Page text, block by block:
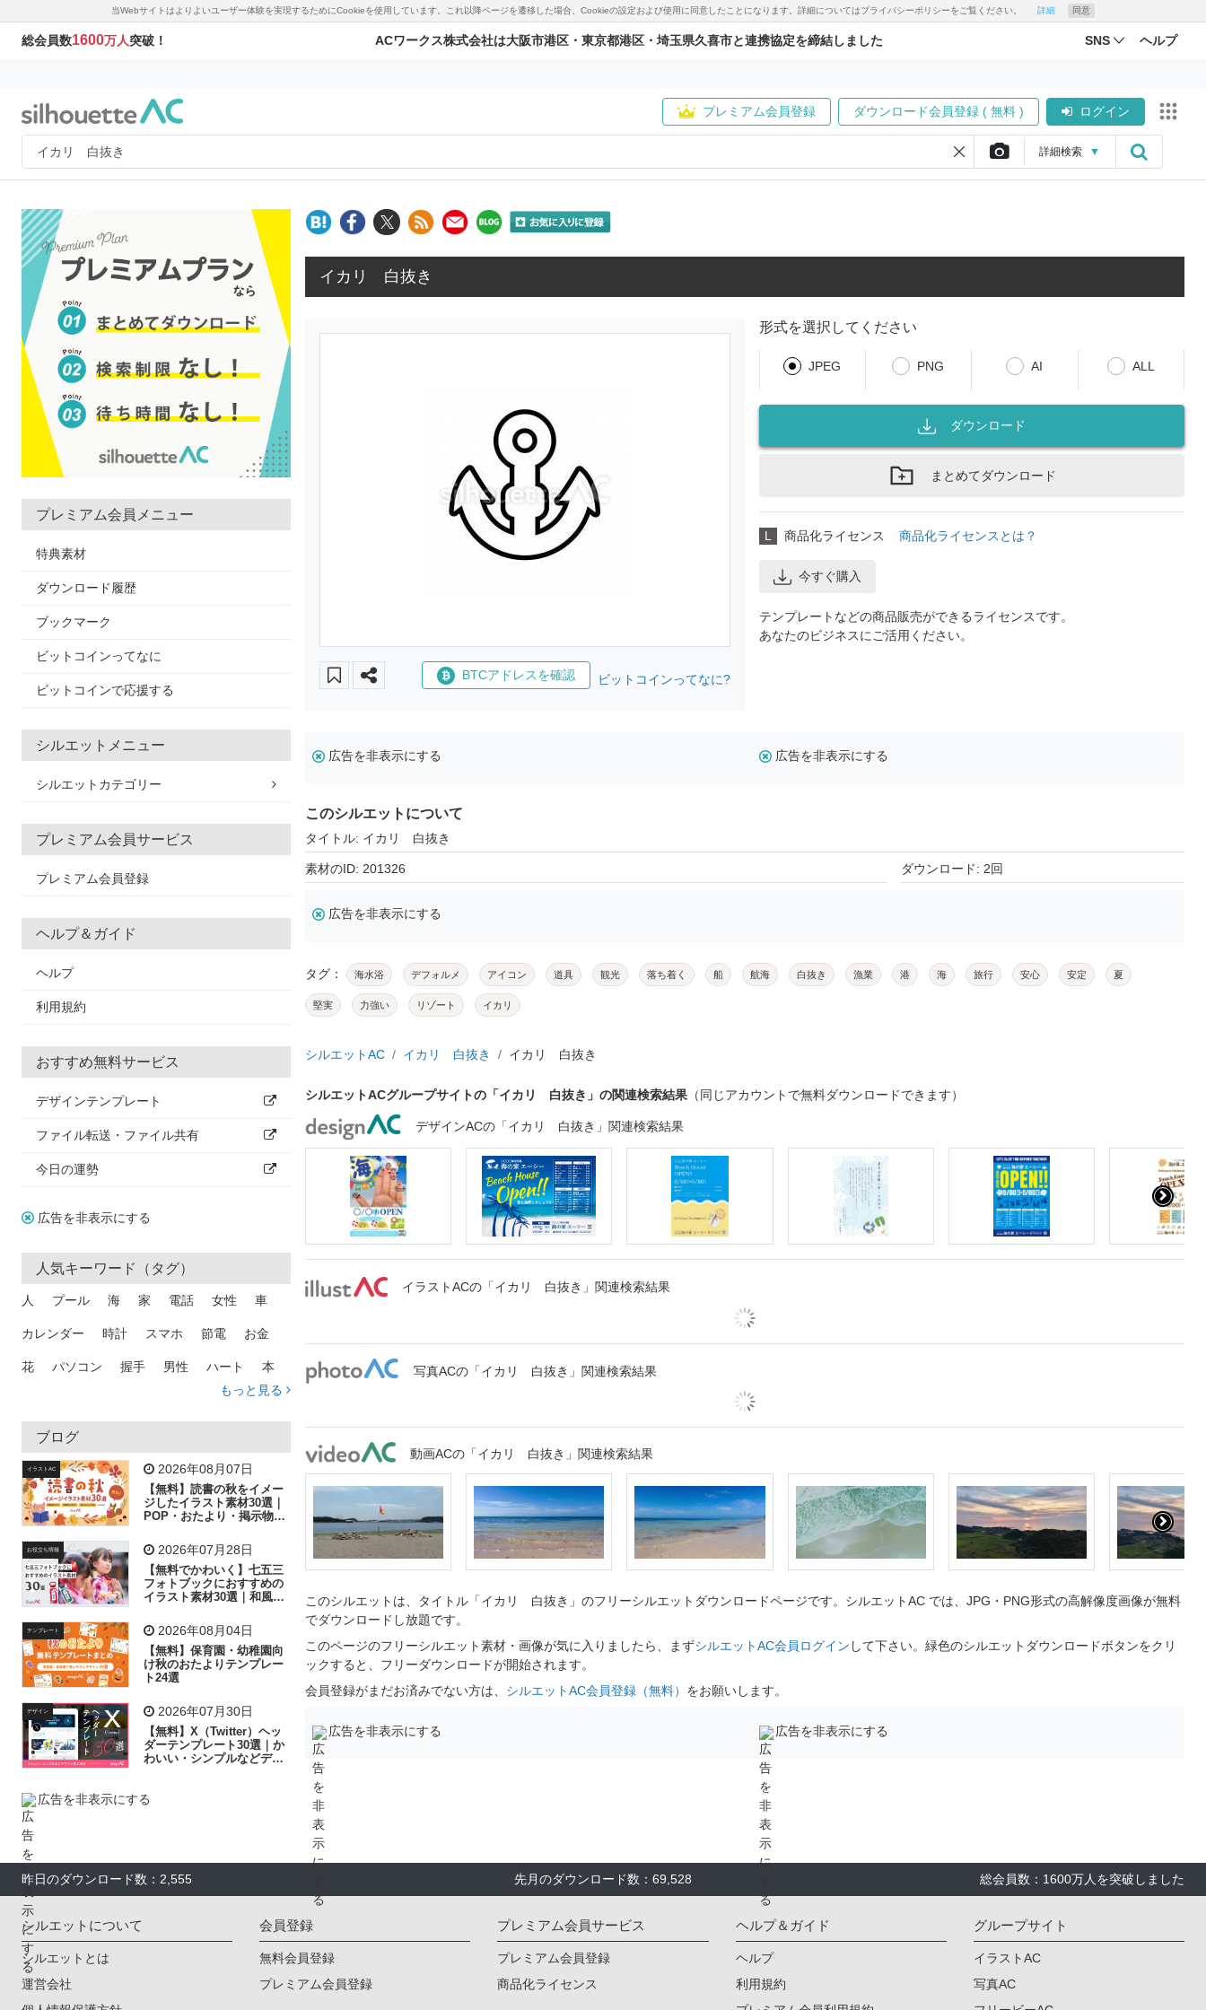
当Webサイトはよりよいユーザー体験を実現するためにCookieを使用しています。これ以降ページを遷移した場合、Cookieの設定および使用に同意したことになります。詳細についてはプライバシーポリシーをご覧ください。 詳細 同意
総会員数1600万人突破！ ACワークス株式会社は大阪市港区・東京都港区・埼玉県久喜市と連携協定を締結しました SNS ヘルプ
プレミアム会員登録 ダウンロード会員登録 ( 無料 ) ログイン
詳細検索 ▼
プレミアム会員メニュー
特典素材
ダウンロード履歴
ブックマーク
ビットコインってなに
ビットコインで応援する
シルエットメニュー
シルエットカテゴリー
プレミアム会員サービス
プレミアム会員登録
ヘルプ＆ガイド
ヘルプ
利用規約
おすすめ無料サービス
デザインテンプレート
ファイル転送・ファイル共有
今日の運勢
広告を非表示にする
人気キーワード（タグ）
人 プール 海 家 電話 女性 車
カレンダー 時計 スマホ 節電 お金
花 パソコン 握手 男性 ハート 本
トラック 木
吹き出し
飛行機 グラフ ビル 魚 家族 書類
歩く 工場 会社 太陽 キラキラ
子供 作業員 葉 相談 ピクトグラム
もっと見る
ブログ
イラストAC 2026年08月07日
【無料】読書の秋をイメー
ジしたイラスト素材30選｜
POP・おたより・掲示物に
お役立ち情報 2026年07月28日
【無料でかわいく】七五三
フォトブックにおすすめの
イラスト素材30選｜和風の
テンプレート 2026年08月04日
【無料】保育園・幼稚園向
け秋のおたよりテンプレー
ト24選
デザイン 2026年07月30日
【無料】X（Twitter）ヘッ
ダーテンプレート30選｜か
わいい・シンプルなどデザ
広告を非表示にする
イカリ 白抜き
BTCアドレスを確認 ビットコインってなに?
形式を選択してください
JPEG PNG AI ALL
ダウンロード
まとめてダウンロード
L 商品化ライセンス 商品化ライセンスとは？
今すぐ購入
テンプレートなどの商品販売ができるライセンスです。
あなたのビジネスにご活用ください。
広告を非表示にする 広告を非表示にする
このシルエットについて
タイトル: イカリ 白抜き
素材のID: 201326 ダウンロード: 2回
広告を非表示にする
タグ： 海水浴 デフォルメ アイコン 道具 観光 落ち着く 船 航海 白抜き 漁業 港 海 旅行 安心 安定 夏
堅実 力強い リゾート イカリ
シルエットAC イカリ 白抜き イカリ 白抜き
シルエットACグループサイトの「イカリ 白抜き」の関連検索結果 （同じアカウントで無料ダウンロードできます）
デザインACの「イカリ 白抜き」関連検索結果
イラストACの「イカリ 白抜き」関連検索結果
写真ACの「イカリ 白抜き」関連検索結果
動画ACの「イカリ 白抜き」関連検索結果
このシルエットは、タイトル「イカリ 白抜き」のフリーシルエットダウンロードページです。シルエットAC では、JPG・PNG形式の高解像度画像が無料
でダウンロードし放題です。
このページのフリーシルエット素材・画像が気に入りましたら、まずシルエットAC会員ログイン して下さい。緑色のシルエットダウンロードボタンをクリ
ックすると、フリーダウンロードが開始されます。
会員登録がまだお済みでない方は、 シルエットAC会員登録（無料） をお願いします。
広告を非表示にする 広告を非表示にする
昨日のダウンロード数：2,555 先月のダウンロード数：69,528 総会員数：1600万人を突破しました
シルエットについて
シルエットとは
運営会社
会員登録
無料会員登録
プレミアム会員登録
プレミアム会員サービス
プレミアム会員登録
商品化ライセンス
ヘルプ＆ガイド
ヘルプ
利用規約
グループサイト
イラストAC
写真AC